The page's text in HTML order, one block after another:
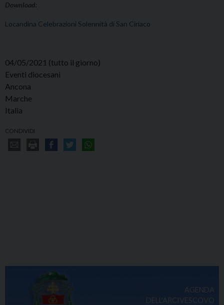
Download:
Locandina Celebrazioni Solennità di San Ciriaco
04/05/2021 (tutto il giorno)
Eventi diocesani
Ancona
Marche
Italia
CONDIVIDI
AGENDA
DELL'ARCIVESCOVO